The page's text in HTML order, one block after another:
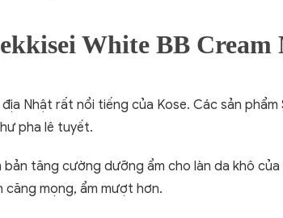
White BB
Nhật rất nổi tiếng của Kose. Các sản
pha lê tuyết.
bản tăng cường dưỡng ẩm cho làn da khô
mọng, ẩm mượt hơn.